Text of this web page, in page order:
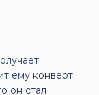
ему конверт
он стал